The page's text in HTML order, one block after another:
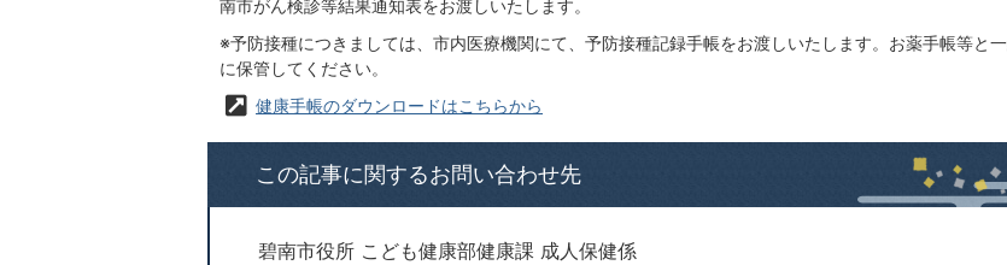
南市がん検診等結果通知表をお渡しいたします。
※予防接種につきましては、市内医療機関にて、予防接種記録手帳をお渡しいたします。お薬手帳等と
に保管してください。
健康手帳のダウンロードはこちらから
この記事に関するお問い合わせ先
碧南市役所 こども健康部健康課 成人保健係